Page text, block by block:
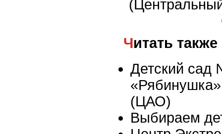
Читать также
Детский сад
(ЦАО)
Выбираем